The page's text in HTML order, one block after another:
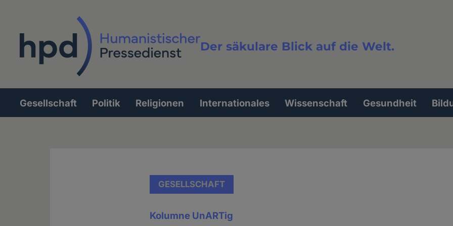
Der säkulare Blick auf die Welt.
Volltextsuche
Hauptnavigation
Gesellschaft Politik Religionen Internationales Wissenschaft Gesundheit
GESELLSCHAFT
Kolumne UnARTig